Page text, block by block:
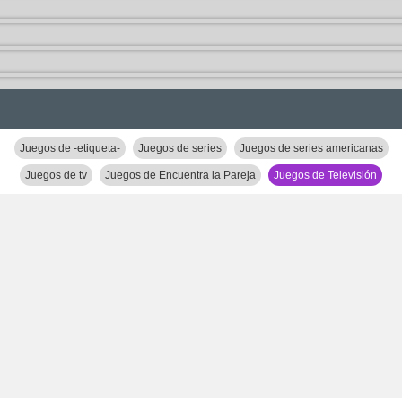
Juegos de -etiqueta- Juegos de series Juegos de series americanas
Juegos de tv Juegos de Encuentra la Pareja Juegos de Televisión